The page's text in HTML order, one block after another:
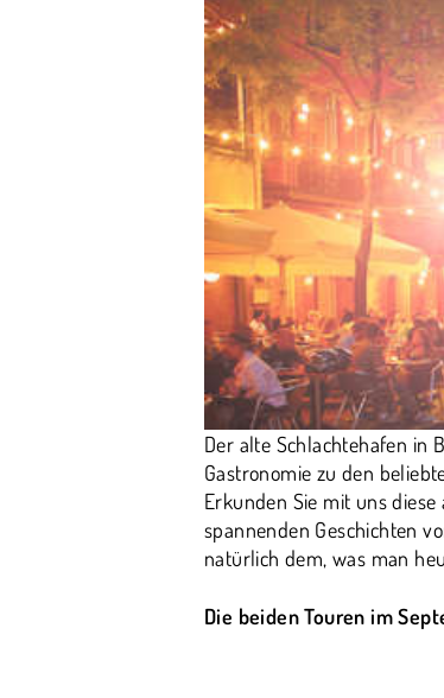
Der alte Schlachtehafen in
Gastronomie zu den
Erkunden Sie mit uns
spannenden Geschichten
natürlich dem, was man
Die beiden Touren im